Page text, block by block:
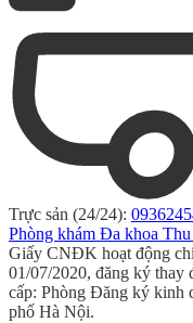
Trực sản (24/24):
Phòng khám Đa khoa
Giấy CNĐK hoạt động
01/07/2020, đăng ký thay
cấp: Phòng Đăng ký kinh
phố Hà Nội.